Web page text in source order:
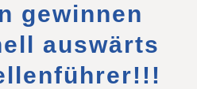
gewinnen
auswärts